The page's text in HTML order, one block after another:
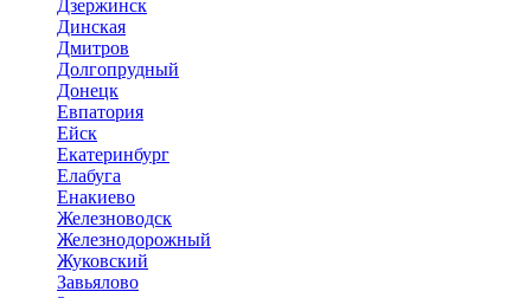
Дзержинск
Динская
Дмитров
Долгопрудный
Донецк
Евпатория
Ейск
Екатеринбург
Елабуга
Енакиево
Железноводск
Железнодорожный
Жуковский
Завьялово